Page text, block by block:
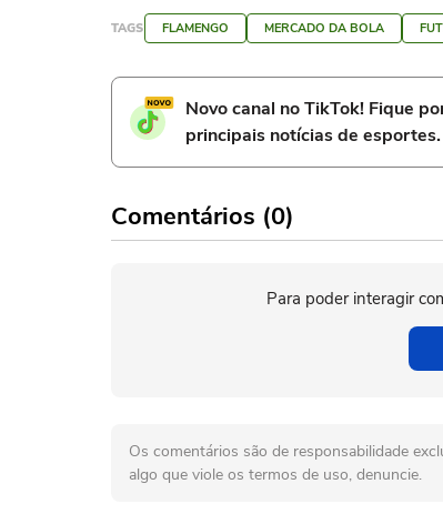
TAGS FLAMENGO MERCADO DA BOLA
Novo canal no TikTok! Fique
principais notícias de esportes.
Comentários (0)
Para poder interagir
Os comentários são de responsabilidade
algo que viole os termos de uso, denuncie.